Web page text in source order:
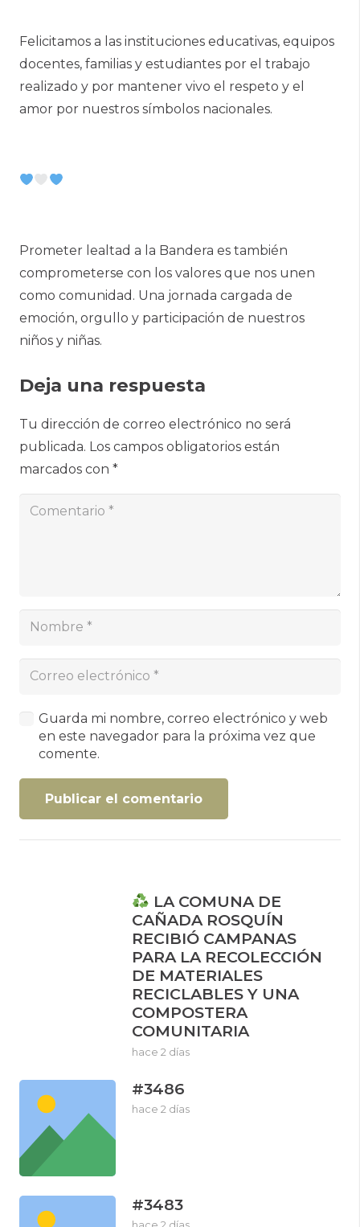
Felicitamos a las instituciones educativas, equipos
docentes, familias y estudiantes por el trabajo
realizado y por mantener vivo el respeto y el
amor por nuestros símbolos nacionales.
Prometer lealtad a la Bandera es también
comprometerse con los valores que nos unen
como comunidad. Una jornada cargada de
emoción, orgullo y participación de nuestros
niños y niñas.
Deja una respuesta
Tu dirección de correo electrónico no será
publicada. Los campos obligatorios están
marcados con *
Guarda mi nombre, correo electrónico y web
en este navegador para la próxima vez que
comente.
Publicar el comentario
LA COMUNA DE
CAÑADA ROSQUÍN
RECIBIÓ CAMPANAS
PARA LA RECOLECCIÓN
DE MATERIALES
RECICLABLES Y UNA
COMPOSTERA
COMUNITARIA
hace 2 días
#3486
hace 2 días
#3483